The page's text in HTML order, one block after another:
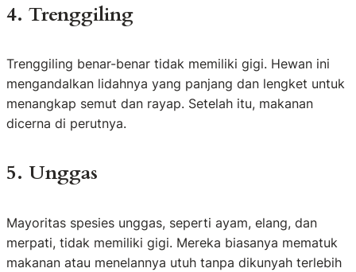
4. Trenggiling
Trenggiling benar-benar tidak memiliki gigi. Hewan ini
mengandalkan lidahnya yang panjang dan lengket untuk
menangkap semut dan rayap. Setelah itu, makanan
dicerna di perutnya.
5. Unggas
Mayoritas spesies unggas, seperti ayam, elang, dan
merpati, tidak memiliki gigi. Mereka biasanya mematuk
makanan atau menelannya utuh tanpa dikunyah terlebih